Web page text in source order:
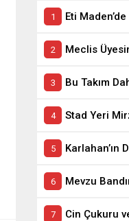
Bu Takım
Karlahan’ın
Cin Çukuru